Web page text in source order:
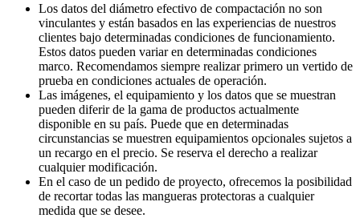
Los datos del diámetro efectivo de compactación no son
vinculantes y están basados en las experiencias de nuestros
clientes bajo determinadas condiciones de funcionamiento.
Estos datos pueden variar en determinadas condiciones
marco. Recomendamos siempre realizar primero un vertido de
prueba en condiciones actuales de operación.
Las imágenes, el equipamiento y los datos que se muestran
pueden diferir de la gama de productos actualmente
disponible en su país. Puede que en determinadas
circunstancias se muestren equipamientos opcionales sujetos a
un recargo en el precio. Se reserva el derecho a realizar
cualquier modificación.
En el caso de un pedido de proyecto, ofrecemos la posibilidad
de recortar todas las mangueras protectoras a cualquier
medida que se desee.